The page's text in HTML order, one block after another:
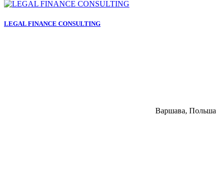
LEGAL FINANCE CONSULTING
Варшава, Польша